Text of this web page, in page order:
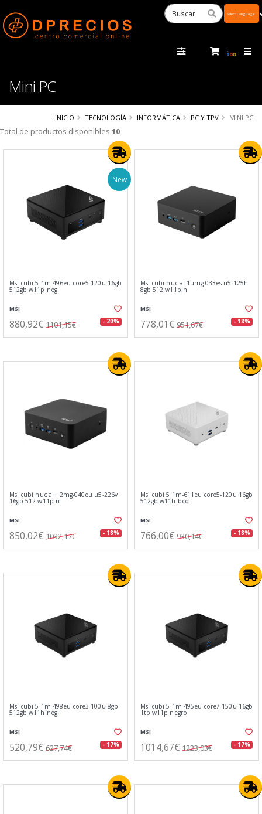
Mini PC
INICIO TECNOLOGÍA INFORMÁTICA PC Y TPV MINI PC
Total de productos disponibles 10
New
Msi cubi 5 1m-496eu core5-120u 16gb
512gb w11p neg
MSI
880,92€ 1101,15€ - 20%
Msi cubi nuc ai 1umg-033es u5-125h
8gb 512 w11p n
MSI
778,01€ 951,67€ - 18%
Msi cubi nuc ai+ 2mg-040eu u5-226v
16gb 512 w11p n
MSI
850,02€ 1032,17€ - 18%
Msi cubi 5 1m-611eu core5-120u 16gb
512gb w11h bco
MSI
766,00€ 930,14€ - 18%
Msi cubi 5 1m-498eu core3-100u 8gb
512gb w11h neg
MSI
520,79€ 627,74€ - 17%
Msi cubi 5 1m-495eu core7-150u 16gb
1tb w11p negro
MSI
1014,67€ 1223,03€ - 17%